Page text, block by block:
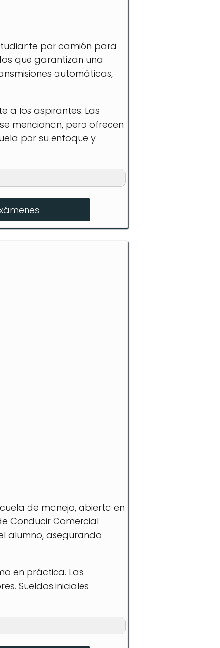
por camión para
que garantizan una
automáticas,
a los aspirantes. Las
mencionan, pero ofrecen
por su enfoque y
de manejo, abierta en
Conducir Comercial
alumno, asegurando
en práctica. Las
Sueldos iniciales